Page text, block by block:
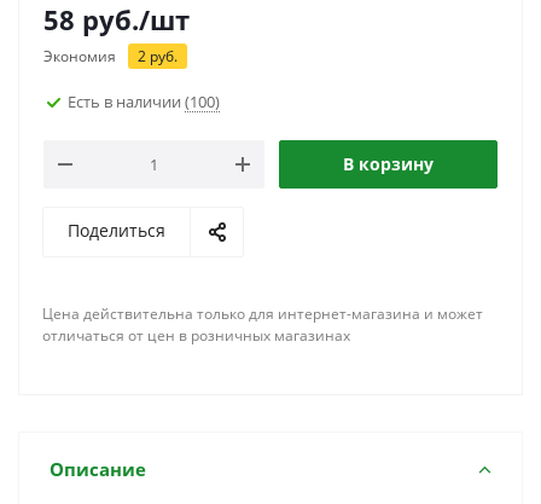
58 руб./шт
Экономия 2 руб.
Есть в наличии (100)
В корзину
Поделиться
Цена действительна только для интернет-магазина и может
отличаться от цен в розничных магазинах
Описание